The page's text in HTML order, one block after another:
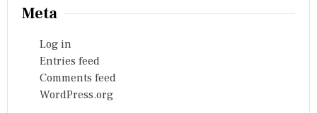
Meta
Log in
Entries feed
Comments feed
WordPress.org